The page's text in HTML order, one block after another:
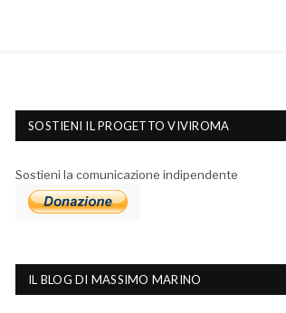
SOSTIENI IL PROGETTO VIVIROMA
Sostieni la comunicazione indipendente
IL BLOG DI MASSIMO MARINO